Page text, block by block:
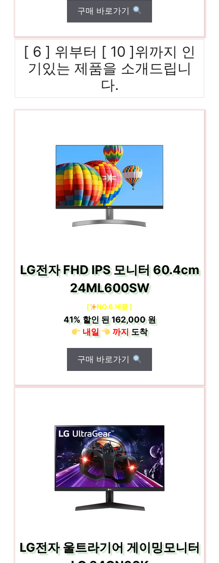
구매 바로가기
[ 6 ] 위부터 [ 10 ]위까지 인
기있는 제품을 소개드립니
다.
LG전자 FHD IPS 모니터 60.4cm
24ML600SW
[ NO.6 제품 ]
41%할인 된162,000 원
내일
까지도착
구매 바로가기
LG전자 울트라기어 게이밍모니터